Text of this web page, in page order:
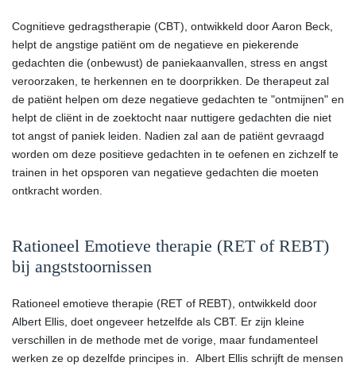
Cognitieve gedragstherapie (CBT), ontwikkeld door Aaron Beck,
helpt de angstige patiënt om de negatieve en piekerende
gedachten die (onbewust) de paniekaanvallen, stress en angst
veroorzaken, te herkennen en te doorprikken. De therapeut zal
de patiënt helpen om deze negatieve gedachten te "ontmijnen" en
helpt de cliënt in de zoektocht naar nuttigere gedachten die niet
tot angst of paniek leiden. Nadien zal aan de patiënt gevraagd
worden om deze positieve gedachten in te oefenen en zichzelf te
trainen in het opsporen van negatieve gedachten die moeten
ontkracht worden.
Rationeel Emotieve therapie (RET of REBT)
bij angststoornissen
Rationeel emotieve therapie (RET of REBT), ontwikkeld door
Albert Ellis, doet ongeveer hetzelfde als CBT. Er zijn kleine
verschillen in de methode met de vorige, maar fundamenteel
werken ze op dezelfde principes in. Albert Ellis schrijft de mensen